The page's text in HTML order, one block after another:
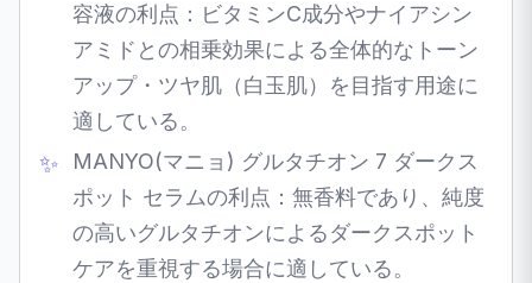
容液の利点：ビタミンC成分やナイアシン
アミドとの相乗効果による全体的なトーン
アップ・ツヤ肌（白玉肌）を目指す用途に
適している。
MANYO(マニョ) グルタチオン 7 ダークス
ポット セラムの利点：無香料であり、純度
の高いグルタチオンによるダークスポット
ケアを重視する場合に適している。